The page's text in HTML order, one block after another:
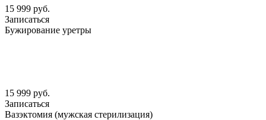
15 999 руб.
Записаться
Бужирование уретры
15 999 руб.
Записаться
Вазэктомия (мужская стерилизация)